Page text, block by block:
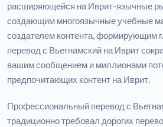
расширяющейся на Иврит-язычные
создающим многоязычные учебные
создателем контента, формирующим
перевод с Вьетнамский на Иврит
вашим сообщением и миллионами
предпочитающих контент на Иврит.
Профессиональный перевод с
традиционно требовал дорогих